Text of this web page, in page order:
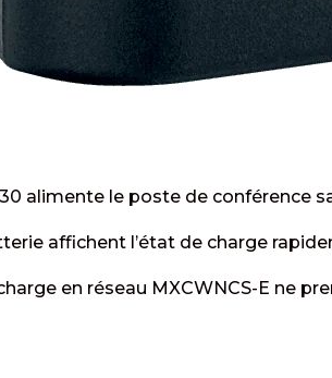
alimente le poste de conférence
affichent l’état de charge
en réseau MXCWNCS-E ne